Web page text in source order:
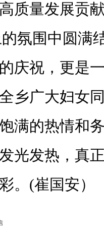
质量发展贡
氛围中圆满
庆祝，更是
乡广大妇女
满的热情和
光发热，真
。(崔国安）